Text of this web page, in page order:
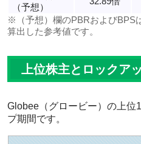
（予想）
※（予想）欄のPBRおよびBPS
算出した参考値です。
上位株主とロックア
Globee（グロービー）の上位
プ期間です。